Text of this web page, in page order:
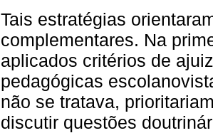
Tais estratégias
complementares. Na
aplicados critérios de
pedagógicas
não se tratava,
discutir questões